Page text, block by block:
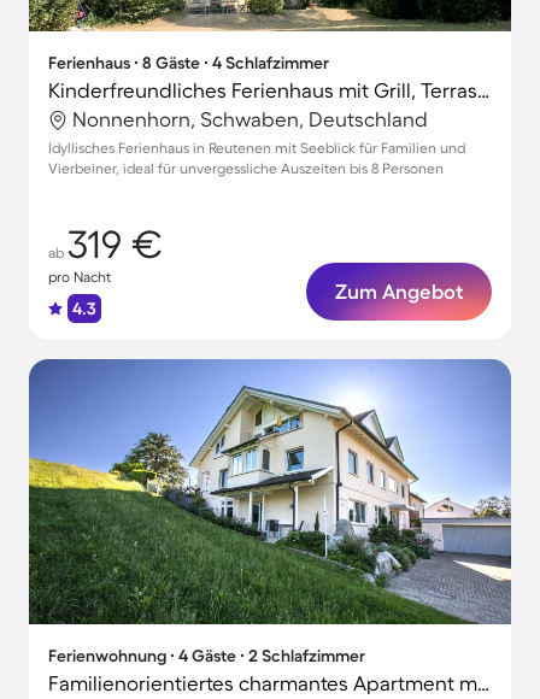
Ferienhaus ∙ 8 Gäste ∙ 4 Schlafzimmer
Kinderfreundliches Ferienhaus mit Grill, Terrasse und Garten | Seeblick | Haustiere erlaubt
Nonnenhorn, Schwaben, Deutschland
Idyllisches Ferienhaus in Reutenen mit Seeblick für Familien und
Vierbeiner, ideal für unvergessliche Auszeiten bis 8 Personen
ab 319 €
pro Nacht
4.3
Zum Angebot
Ferienwohnung ∙ 4 Gäste ∙ 2 Schlafzimmer
Familienorientiertes charmantes Apartment mit Terrasse